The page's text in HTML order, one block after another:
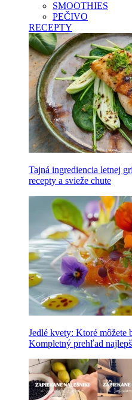
SMOOTHIES
PEČIVO
RECEPTY
Tajná ingrediencia letnej
recepty a svieže chute
Jedlé kvety: Ktoré môžete
Kompletný prehľad